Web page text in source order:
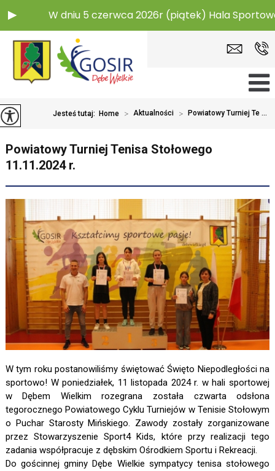
5 czerwca 2026r (piątek) Hala Sportowa w Dębem
Jesteś tutaj: Home > Aktualności > Powiatowy Turniej Te ...
Powiatowy Turniej Tenisa Stołowego
11.11.2024 r.
W tym roku postanowiliśmy świętować Święto Niepodległości na
sportowo! W poniedziałek, 11 listopada 2024 r. w hali sportowej
w Dębem Wielkim rozegrana została czwarta odsłona
tegorocznego Powiatowego Cyklu Turniejów w Tenisie Stołowym
o Puchar Starosty Mińskiego. Zawody zostały zorganizowane
przez Stowarzyszenie Sport4 Kids, które przy realizacji tego
zadania współpracuje z dębskim Ośrodkiem Sportu i Rekreacji.
Do gościnnej gminy Dębe Wielkie sympatycy tenisa stołowego